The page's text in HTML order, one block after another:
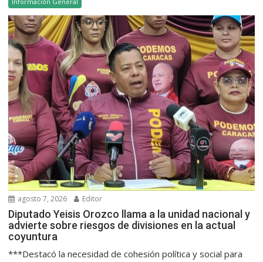
agosto 7, 2026 Editor
Diputado Yeisis Orozco llama a la unidad nacional y
advierte sobre riesgos de divisiones en la actual
coyuntura
***Destacó la necesidad de cohesión política y social para